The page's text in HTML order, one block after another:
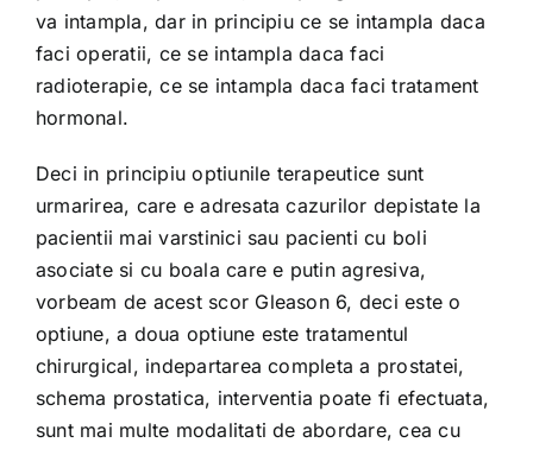
va intampla, dar in principiu ce se intampla daca
faci operatii, ce se intampla daca faci
radioterapie, ce se intampla daca faci tratament
hormonal.
Deci in principiu optiunile terapeutice sunt
urmarirea, care e adresata cazurilor depistate la
pacientii mai varstinici sau pacienti cu boli
asociate si cu boala care e putin agresiva,
vorbeam de acest scor Gleason 6, deci este o
optiune, a doua optiune este tratamentul
chirurgical, indepartarea completa a prostatei,
schema prostatica, interventia poate fi efectuata,
sunt mai multe modalitati de abordare, cea cu